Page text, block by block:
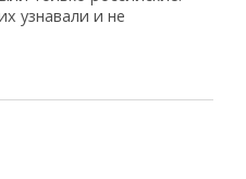
узнавали и не